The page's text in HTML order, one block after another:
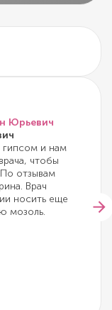
Юрьевич
гипсом и нам
чтобы
отзывам
Врач
носить еще
мозоль.